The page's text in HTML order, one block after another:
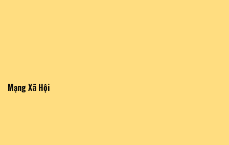
Mạng Xã Hội